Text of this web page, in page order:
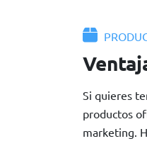
Si quieres
productos
marketing.